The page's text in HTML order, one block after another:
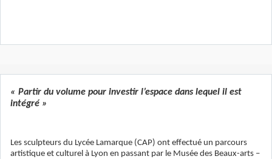
« Partir du volume pour investir l’espace dans lequel il est
intégré »
Les sculpteurs du Lycée Lamarque (CAP) ont effectué un parcours
artistique et culturel à Lyon en passant par le Musée des Beaux-arts –